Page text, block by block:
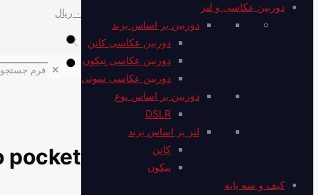
دوربین عکاسی و لنز
دوربین بر اساس برند
دوربین عکاسی کانن
دوربین عکاسی نیکون
دوربین عکاسی سونی
دوربین بر اساس نوع
DSLR
لنز بر اساس برند
کانن
نیکون
کیف و سه پایه
۰ ریال
✕
pocket